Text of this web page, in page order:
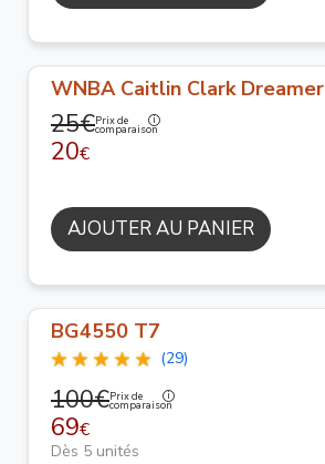
WNBA Caitlin Clark Dreamer
25€Prix de
comparaison
20€
AJOUTER AU PANIER
BG4550 T7
(29)
100€Prix de
comparaison
69€
Dès 5 unités